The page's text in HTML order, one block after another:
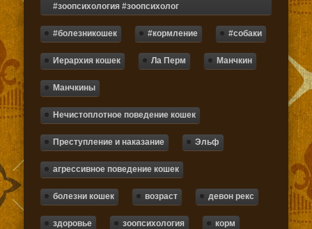
#зоопсихология #зоопсихолог
#болезникошек #кормление #собаки
Иерархия кошек Ла Перм Манчкин
Манчкины
Нечистоплотное поведение кошек
Преступление и наказание Эльф
агрессивное поведение кошек
болезни кошек возраст девон рекс
здоровье зоопсихология корм